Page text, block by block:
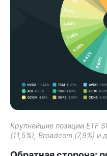
Крупнейшие позиции ETF
(11,5%), Broadcom (7,9%) и